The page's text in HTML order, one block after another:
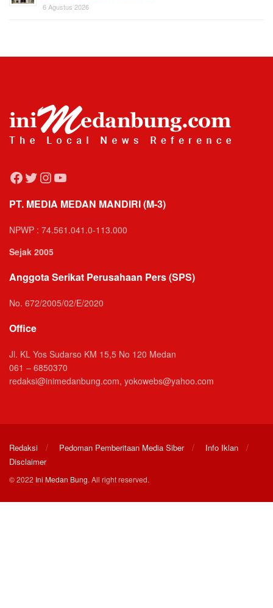
6 Agustus 2026
Facebook
Twitter
Instagram
YouTube
PT. MEDIA MEDAN MANDIRI (M-3)
NPWP : 74.561.041.0-113.000
Sejak 2005
Anggota Serikat Perusahaan Pers (SPS)
No. 672/2005/02/E/2020
Office
Jl. KL Yos Sudarso KM 15,5 No 120 Medan
061 – 6850370
redaksi@inimedanbung.com, yokowebs@yahoo.com
Redaksi Pedoman Pemberitaan Media Siber
Info Iklan
Disclaimer
© 2022 Ini Medan Bung. All right reserved.